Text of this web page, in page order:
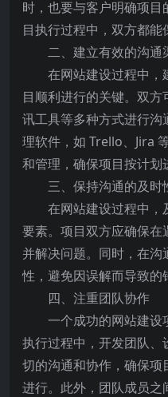
时，也要与客户明确项
目执行过程中，双方都能
二、建立有效的沟通
在网站建设过程中，
目顺利进行的关键。双
讯工具等多种方式进行
理软件，如 Trello、Jira
和管理，确保项目按计划
三、保持沟通的及时
在网站建设过程中，
要素。项目双方应确保
并解决问题。同时，在
性，避免因误解而导致的
四、注重团队协作
一个成功的网站建设
执行过程中，开发团队
切的沟通和协作，确保
进行。此外，团队成员